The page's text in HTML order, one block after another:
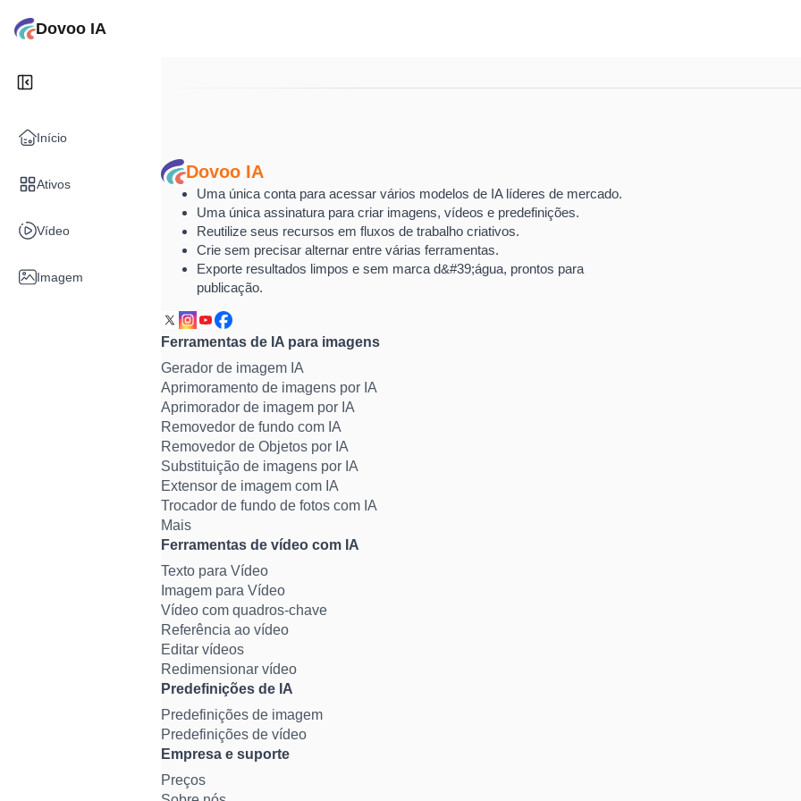
Dovoo IA
Início
Ativos
Vídeo
Imagem
Dovoo IA
Uma única conta para acessar vários modelos de IA líderes de mercado.
Uma única assinatura para criar imagens, vídeos e predefinições.
Reutilize seus recursos em fluxos de trabalho criativos.
Crie sem precisar alternar entre várias ferramentas.
Exporte resultados limpos e sem marca d&#39;água, prontos para
publicação.
Ferramentas de IA para imagens
Gerador de imagem IA
Aprimoramento de imagens por IA
Aprimorador de imagem por IA
Removedor de fundo com IA
Removedor de Objetos por IA
Substituição de imagens por IA
Extensor de imagem com IA
Trocador de fundo de fotos com IA
Mais
Ferramentas de vídeo com IA
Texto para Vídeo
Imagem para Vídeo
Vídeo com quadros-chave
Referência ao vídeo
Editar vídeos
Redimensionar vídeo
Predefinições de IA
Predefinições de imagem
Predefinições de vídeo
Empresa e suporte
Preços